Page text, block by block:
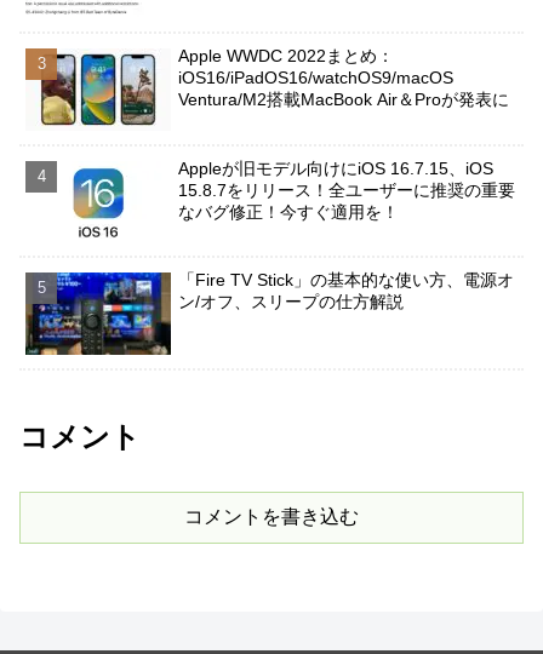
Apple WWDC 2022まとめ：
iOS16/iPadOS16/watchOS9/macOS
Ventura/M2搭載MacBook Air＆Proが発表に
Appleが旧モデル向けにiOS 16.7.15、iOS
15.8.7をリリース！全ユーザーに推奨の重要
なバグ修正！今すぐ適用を！
「Fire TV Stick」の基本的な使い方、電源オ
ン/オフ、スリープの仕方解説
コメント
コメントを書き込む